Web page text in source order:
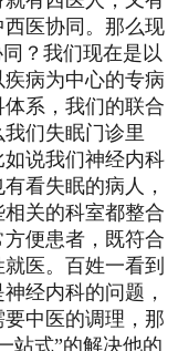
医协同。那么现
？我们现在是以
病为中心的专病
系，我们的联合
们失眠门诊里
说我们神经内科
看失眠的病人，
关的科室都整合
便患者，既符合
医。百姓一看到
经内科的问题，
中医的调理，那
站式”的解决他的